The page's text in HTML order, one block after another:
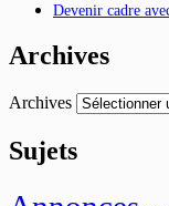
Devenir cadre
Archives
Archives
Sujets